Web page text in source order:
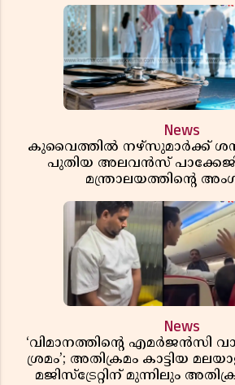
News
കുവൈത്തിൽ നഴ്‌സുമാർക്ക്
പുതിയ അലവൻസ്
മന്ത്രാലയത്തിൻ്റെ
News
‘വിമാനത്തിൻ്റെ എമർജൻസി
ശ്രമം’; അതിക്രമം കാട്ടിയ
മജിസ്ട്രേറ്റിന് മുന്നിലും